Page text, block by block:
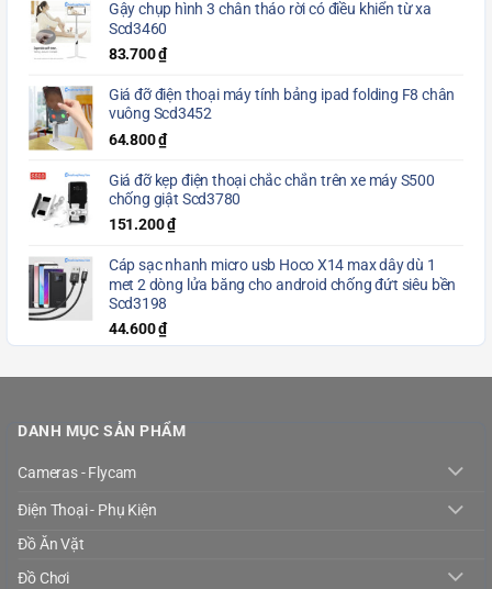
Gậy chụp hình 3 chân tháo rời có điều khiển từ xa
Scd3460
83.700₫
Giá đỡ điện thoại máy tính bảng ipad folding F8 chân
vuông Scd3452
64.800₫
Giá đỡ kẹp điện thoại chắc chắn trên xe máy S500
chống giật Scd3780
151.200₫
Cáp sạc nhanh micro usb Hoco X14 max dây dù 1
met 2 dòng lửa băng cho android chống đứt siêu bền
Scd3198
44.600₫
DANH MỤC SẢN PHẨM
Cameras - Flycam
Điện Thoại - Phụ Kiện
Đồ Ăn Vặt
Đồ Chơi